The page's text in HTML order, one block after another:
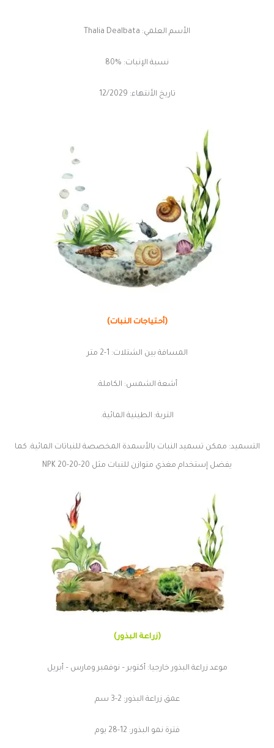
الأسم العلمي: Thalia Dealbata
نسبة الإنبات: %80
تاريخ الأنتهاء: 12/2029
(أحتياجات النبات)
المسافة بين الشتلات: 1-2 متر
أشعة الشمس: الكاملة.
التربة: الطينية المائية.
التسميد: ممكن تسميد النبات بالأسمدة المخصصة للنباتات المائية. كما
يفضل إستخدام مغذي متوازن للنبات مثل NPK 20-20-20
(زراعة البذور)
موعد زراعة البذور خارجيا: أكتوبر – نوفمبر ومارس – أبريل
عمق زراعة البذور: 2-3 سم
فترة نمو البذور: 12-28 يوم